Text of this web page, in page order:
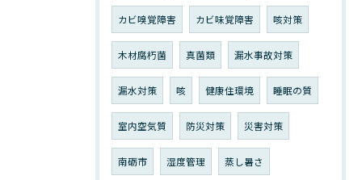
カビ嗅覚障害 カビ味覚障害 咳対策
木材腐朽菌 真菌類 漏水事故対策
漏水対策 咳 健康住環境 睡眠の質
室内空気質 防災対策 災害対策
南砺市 湿度管理 蒸し暑さ